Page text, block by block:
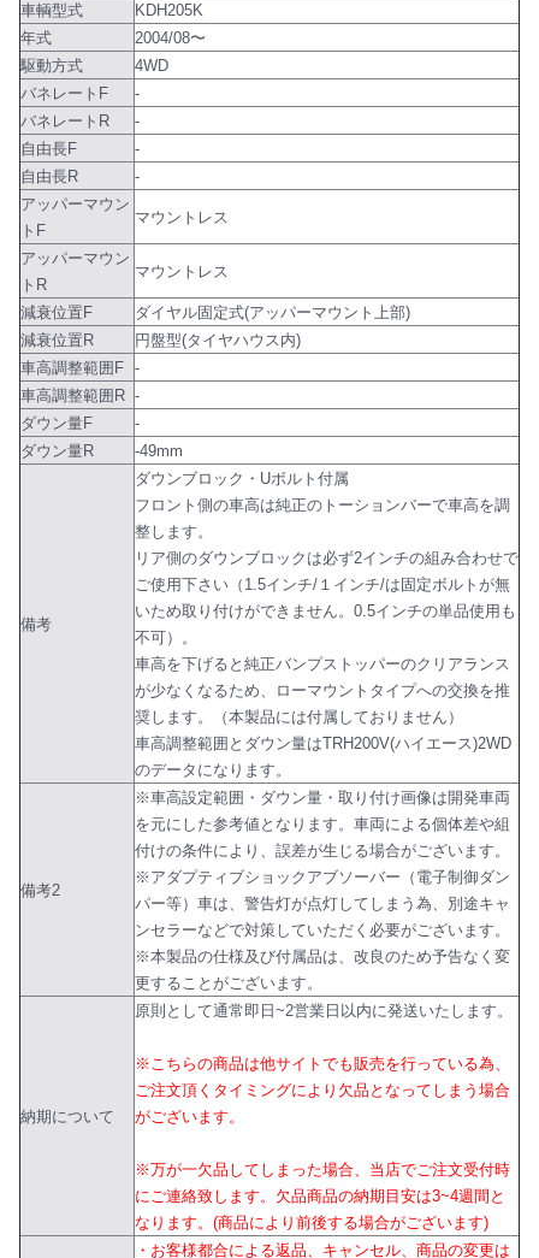
車輌型式
KDH205K
年式
2004/08〜
駆動方式
4WD
バネレートF
-
バネレートR
-
自由長F
-
自由長R
-
アッパーマウン
トF
マウントレス
アッパーマウン
トR
マウントレス
減衰位置F
ダイヤル固定式(アッパーマウント上部)
減衰位置R
円盤型(タイヤハウス内)
車高調整範囲F -
車高調整範囲R -
ダウン量F
-
ダウン量R
-49mm
備考
ダウンブロック・Uボルト付属
フロント側の車高は純正のトーションバーで車高を調
整します。
リア側のダウンブロックは必ず2インチの組み合わせで
ご使用下さい（1.5インチ/１インチ/は固定ボルトが無
いため取り付けができません。0.5インチの単品使用も
不可）。
車高を下げると純正バンプストッパーのクリアランス
が少なくなるため、ローマウントタイプへの交換を推
奨します。（本製品には付属しておりません）
車高調整範囲とダウン量はTRH200V(ハイエース)2WD
のデータになります。
備考2
※車高設定範囲・ダウン量・取り付け画像は開発車両
を元にした参考値となります。車両による個体差や組
付けの条件により、誤差が生じる場合がございます。
※アダプティブショックアブソーバー（電子制御ダン
パー等）車は、警告灯が点灯してしまう為、別途キャ
ンセラーなどで対策していただく必要がございます。
※本製品の仕様及び付属品は、改良のため予告なく変
更することがございます。
納期について
原則として通常即日~2営業日以内に発送いたします。
※こちらの商品は他サイトでも販売を行っている為、
ご注文頂くタイミングにより欠品となってしまう場合
がございます。
※万が一欠品してしまった場合、当店でご注文受付時
にご連絡致します。欠品商品の納期目安は3~4週間と
なります。(商品により前後する場合がございます)
・お客様都合による返品、キャンセル、商品の変更は